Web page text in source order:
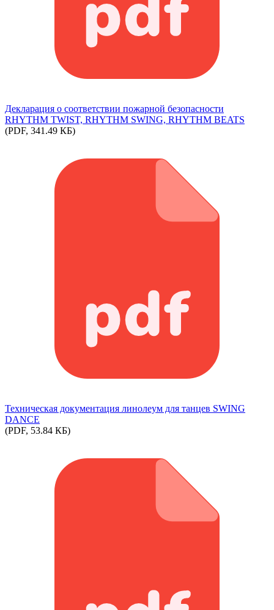
Декларация о соответствии пожарной безопасноcти
RHYTHM TWIST, RHYTHM SWING, RHYTHM BEATS
(PDF, 341.49 КБ)
Техническая документация линолеум для танцев SWING
DANCE
(PDF, 53.84 КБ)